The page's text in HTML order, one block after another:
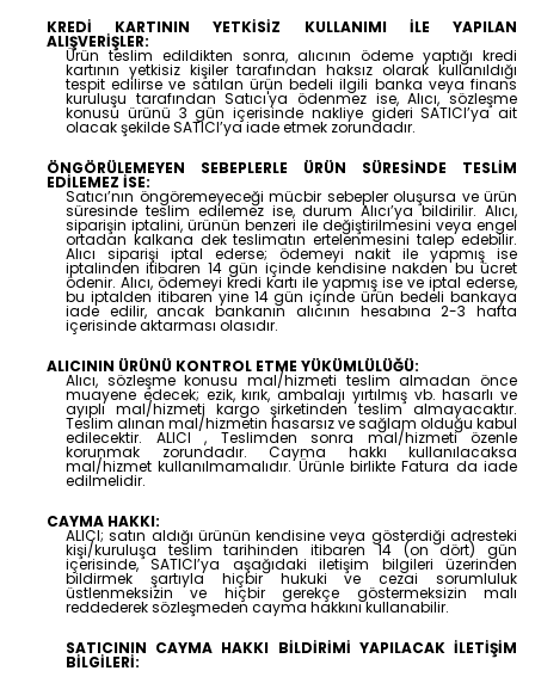
KREDİ KARTININ YETKİSİZ KULLANIMI İLE YAPILAN
ALIŞVERİŞLER:
Ürün teslim edildikten sonra, alıcının ödeme yaptığı kredi
kartının yetkisiz kişiler tarafından haksız olarak kullanıldığı
tespit edilirse ve satılan ürün bedeli ilgili banka veya finans
kuruluşu tarafından Satıcı'ya ödenmez ise, Alıcı, sözleşme
konusu ürünü 3 gün içerisinde nakliye gideri SATICI’ya ait
olacak şekilde SATICI’ya iade etmek zorundadır.
ÖNGÖRÜLEMEYEN SEBEPLERLE ÜRÜN SÜRESİNDE TESLİM
EDİLEMEZ İSE:
Satıcı’nın öngöremeyeceği mücbir sebepler oluşursa ve ürün
süresinde teslim edilemez ise, durum Alıcı’ya bildirilir. Alıcı,
siparişin iptalini, ürünün benzeri ile değiştirilmesini veya engel
ortadan kalkana dek teslimatın ertelenmesini talep edebilir.
Alıcı siparişi iptal ederse; ödemeyi nakit ile yapmış ise
iptalinden itibaren 14 gün içinde kendisine nakden bu ücret
ödenir. Alıcı, ödemeyi kredi kartı ile yapmış ise ve iptal ederse,
bu iptalden itibaren yine 14 gün içinde ürün bedeli bankaya
iade edilir, ancak bankanın alıcının hesabına 2-3 hafta
içerisinde aktarması olasıdır.
ALICININ ÜRÜNÜ KONTROL ETME YÜKÜMLÜLÜĞÜ:
Alıcı, sözleşme konusu mal/hizmeti teslim almadan önce
muayene edecek; ezik, kırık, ambalajı yırtılmış vb. hasarlı ve
ayıplı mal/hizmeti kargo şirketinden teslim almayacaktır.
Teslim alınan mal/hizmetin hasarsız ve sağlam olduğu kabul
edilecektir. ALICI , Teslimden sonra mal/hizmeti özenle
korunmak zorundadır. Cayma hakkı kullanılacaksa
mal/hizmet kullanılmamalıdır. Ürünle birlikte Fatura da iade
edilmelidir.
CAYMA HAKKI:
ALICI; satın aldığı ürünün kendisine veya gösterdiği adresteki
kişi/kuruluşa teslim tarihinden itibaren 14 (on dört) gün
içerisinde, SATICI’ya aşağıdaki iletişim bilgileri üzerinden
bildirmek şartıyla hiçbir hukuki ve cezai sorumluluk
üstlenmeksizin ve hiçbir gerekçe göstermeksizin malı
reddederek sözleşmeden cayma hakkını kullanabilir.
SATICININ CAYMA HAKKI BİLDİRİMİ YAPILACAK İLETİŞİM
BİLGİLERİ: